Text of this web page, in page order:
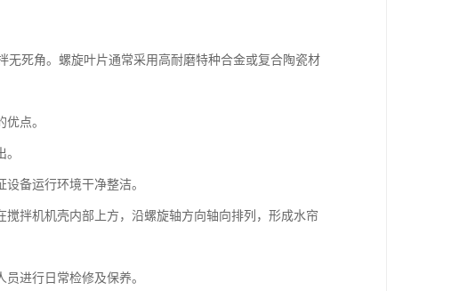
死角。螺旋叶片通常采用高耐磨特种合金或复合陶瓷材
点。
备运行环境干净整洁。
拌机机壳内部上方，沿螺旋轴方向轴向排列，形成水帘
进行日常检修及保养。